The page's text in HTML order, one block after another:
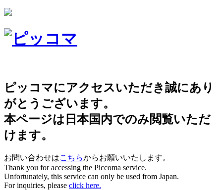
ピッコマにアクセスいただき誠にあり
がとうございます。
本ページは日本国内でのみ閲覧いただ
けます。
お問い合わせはこちらからお願いいたします。
Thank you for accessing the Piccoma service.
Unfortunately, this service can only be used from Japan.
For inquiries, please click here.